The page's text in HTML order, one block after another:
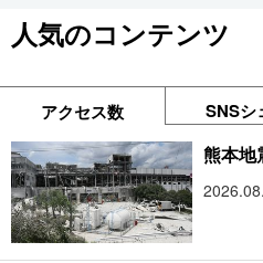
人気のコンテンツ
アクセス数 SNSシ
熊本地